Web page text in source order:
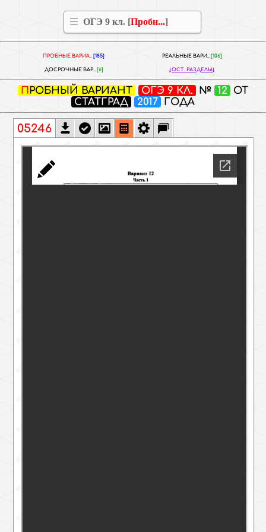
ОГЭ 9 кл. [Пробн...]
ПРОБНЫЕ ВАРИА.. [185] РЕАЛЬНЫЕ ВАРИ.. [106]
ДОСРОЧНЫЕ ВАР.. [6] ОСТ. РАЗДЕЛЫ
ПРОБНЫЙ ВАРИАНТ ОГЭ 9 КЛ. № 12
ОТ
СТАТГРАД
2017 ГОДА
05246